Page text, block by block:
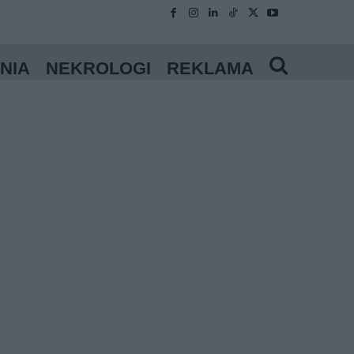
NEKROLOGI REKLAMA